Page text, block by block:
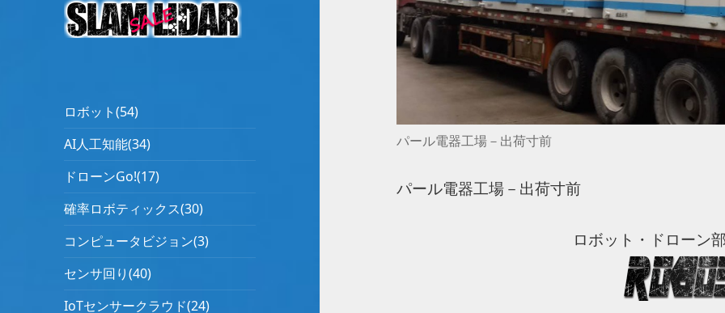
ロボット(54)
AI人工知能(34)
ドローンGo!(17)
確率ロボティックス(30)
コンピュータビジョン(3)
センサ回り(40)
IoTセンサークラウド(24)
パール電器工場－出荷寸前
パール電器工場－出荷寸前
ロボット・ドローン